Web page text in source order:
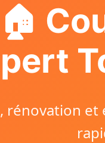
🏠
rénovation